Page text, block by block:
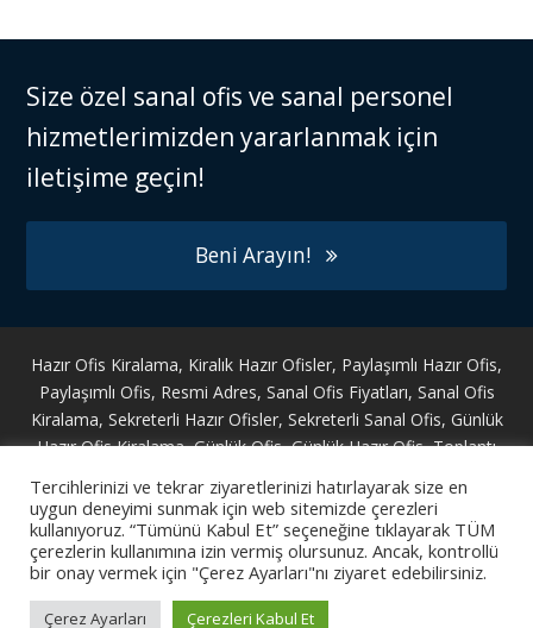
next
post:
Telefon Cevaplama
Size özel sanal ofis ve sanal personel
hizmetlerimizden yararlanmak için
iletişime geçin!
Beni Arayın!
Hazır Ofis Kiralama, Kiralık Hazır Ofisler, Paylaşımlı Hazır Ofis,
Paylaşımlı Ofis, Resmi Adres, Sanal Ofis Fiyatları, Sanal Ofis
Kiralama, Sekreterli Hazır Ofisler, Sekreterli Sanal Ofis, Günlük
Hazır Ofis Kiralama,Günlük Ofis,Günlük Hazır Ofis,Toplantı
Kiralık Hazır Ofis,Kiralık Sanal Ofis,Hazır Ofis Levent
KVKK Bilgilendirme Metni
Tercihlerinizi ve tekrar ziyaretlerinizi hatırlayarak size en
uygun deneyimi sunmak için web sitemizde çerezleri
kullanıyoruz. “Tümünü Kabul Et” seçeneğine tıklayarak TÜM
çerezlerin kullanımına izin vermiş olursunuz. Ancak, kontrollü
bir onay vermek için "Çerez Ayarları"nı ziyaret edebilirsiniz.
Çerez Ayarları Çerezleri Kabul Et